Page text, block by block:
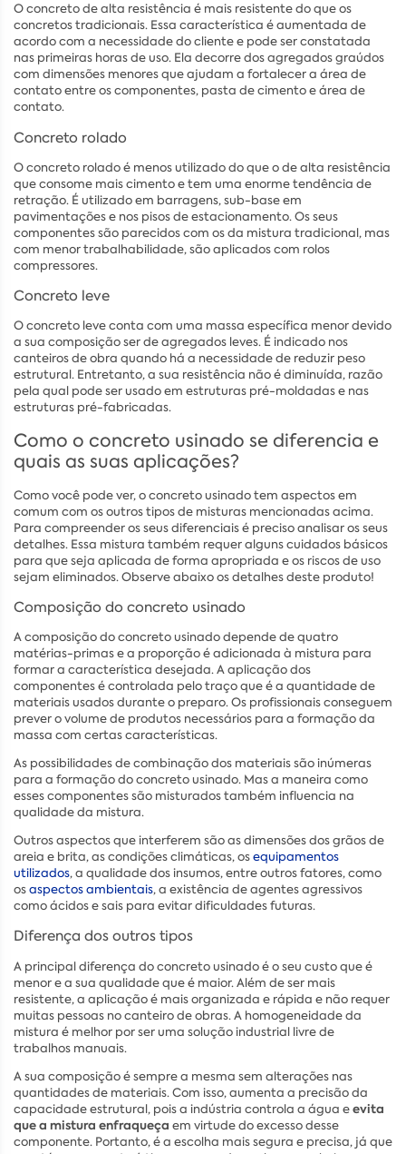
O concreto de alta resistência é mais resistente do que os
concretos tradicionais. Essa característica é aumentada de
acordo com a necessidade do cliente e pode ser constatada
nas primeiras horas de uso. Ela decorre dos agregados graúdos
com dimensões menores que ajudam a fortalecer a área de
contato entre os componentes, pasta de cimento e área de
contato.
Concreto rolado
O concreto rolado é menos utilizado do que o de alta resistência
que consome mais cimento e tem uma enorme tendência de
retração. É utilizado em barragens, sub-base em
pavimentações e nos pisos de estacionamento. Os seus
componentes são parecidos com os da mistura tradicional, mas
com menor trabalhabilidade, são aplicados com rolos
compressores.
Concreto leve
O concreto leve conta com uma massa específica menor devido
a sua composição ser de agregados leves. É indicado nos
canteiros de obra quando há a necessidade de reduzir peso
estrutural. Entretanto, a sua resistência não é diminuída, razão
pela qual pode ser usado em estruturas pré-moldadas e nas
estruturas pré-fabricadas.
Como o concreto usinado se diferencia e
quais as suas aplicações?
Como você pode ver, o concreto usinado tem aspectos em
comum com os outros tipos de misturas mencionadas acima.
Para compreender os seus diferenciais é preciso analisar os seus
detalhes. Essa mistura também requer alguns cuidados básicos
para que seja aplicada de forma apropriada e os riscos de uso
sejam eliminados. Observe abaixo os detalhes deste produto!
Composição do concreto usinado
A composição do concreto usinado depende de quatro
matérias-primas e a proporção é adicionada à mistura para
formar a característica desejada. A aplicação dos
componentes é controlada pelo traço que é a quantidade de
materiais usados durante o preparo. Os profissionais conseguem
prever o volume de produtos necessários para a formação da
massa com certas características.
As possibilidades de combinação dos materiais são inúmeras
para a formação do concreto usinado. Mas a maneira como
esses componentes são misturados também influencia na
qualidade da mistura.
Outros aspectos que interferem são as dimensões dos grãos de
areia e brita, as condições climáticas, osequipamentos
utilizados, a qualidade dos insumos, entre outros fatores, como
osaspectos ambientais, a existência de agentes agressivos
como ácidos e sais para evitar dificuldades futuras.
Diferença dos outros tipos
A principal diferença do concreto usinado é o seu custo que é
menor e a sua qualidade que é maior. Além de ser mais
resistente, a aplicação é mais organizada e rápida e não requer
muitas pessoas no canteiro de obras. A homogeneidade da
mistura é melhor por ser uma solução industrial livre de
trabalhos manuais.
A sua composição é sempre a mesma sem alterações nas
quantidades de materiais. Com isso, aumenta a precisão da
capacidade estrutural, pois a indústria controla a água eevita
que a mistura enfraqueça em virtude do excesso desse
componente. Portanto, é a escolha mais segura e precisa, já que